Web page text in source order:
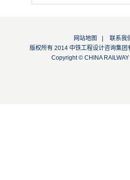
网站地图
联系我
版权所有 2014 中铁工程设计咨询
Copyright © CHINA